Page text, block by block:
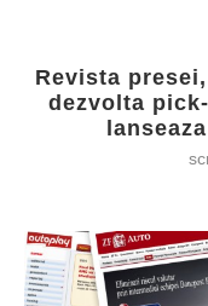
Revista
dezvolta